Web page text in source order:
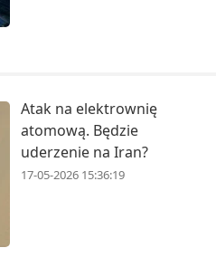
Atak na elektrownię
atomową. Będzie
uderzenie na Iran?
17-05-2026 15:36:19